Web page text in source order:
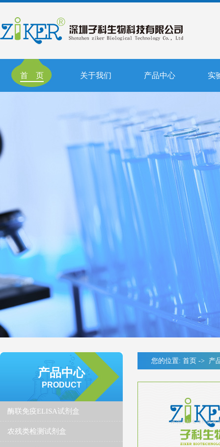
首 页 关于我们 产品中心 实
产品中心
PRODUCT
酶联免疫ELISA试剂盒
农残类检测试剂盒
您的位置: 首页 -> 产